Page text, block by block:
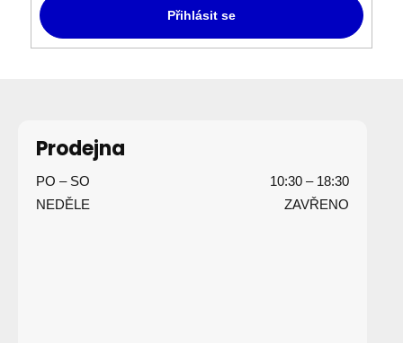
Přihlásit se
Prodejna
PO – SO
10:30 – 18:30
NEDĚLE
ZAVŘENO